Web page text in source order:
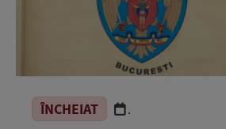
ÎNCHEIAT .